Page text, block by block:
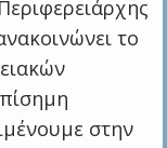
το
στην